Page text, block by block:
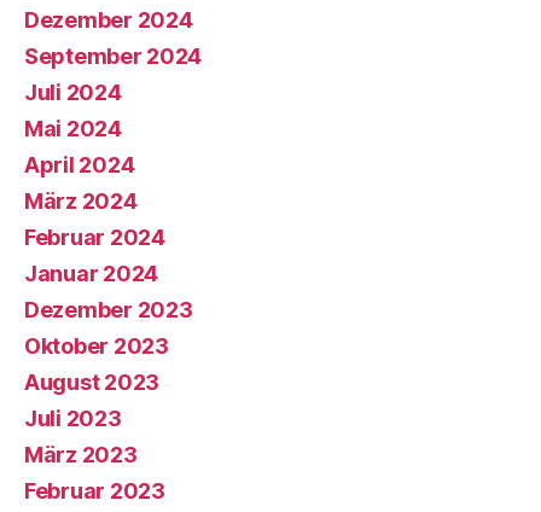
Dezember 2024
September 2024
Juli 2024
Mai 2024
April 2024
März 2024
Februar 2024
Januar 2024
Dezember 2023
Oktober 2023
August 2023
Juli 2023
März 2023
Februar 2023